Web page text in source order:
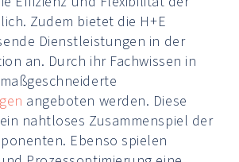
Zudem bietet die H+E
Dienstleistungen in der
an. Durch ihr Fachwissen in
angeboten werden. Diese
nahtloses Zusammenspiel der
Ebenso spielen